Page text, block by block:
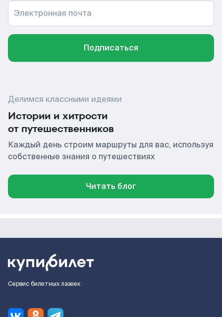
Электронная почта
Подписаться
Делимся классными идеями
Истории и хитрости
от путешественников
Каждый день строим маршруты для вас, используя
собственные знания о путешествиях
Читать блог
Сервис билетных лазеек